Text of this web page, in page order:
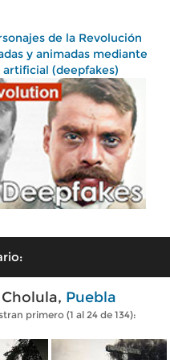
de la Revolución
y animadas mediante
(deepfakes)
Puebla
primero (1 al 24 de 134):